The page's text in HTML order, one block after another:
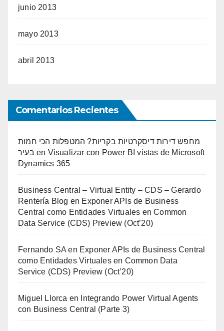
junio 2013
mayo 2013
abril 2013
Comentarios Recientes
מחפש דירות דיסקרטיות בקריות? המטפלות הכי חמות
בעיר en Visualizar con Power BI vistas de Microsoft
Dynamics 365
Business Central – Virtual Entity – CDS – Gerardo
Rentería Blog en Exponer APIs de Business
Central como Entidades Virtuales en Common
Data Service (CDS) Preview (Oct’20)
Fernando SA en Exponer APIs de Business Central
como Entidades Virtuales en Common Data
Service (CDS) Preview (Oct’20)
Miguel Llorca en
Integrando Power Virtual Agents
con Business Central (Parte 3)